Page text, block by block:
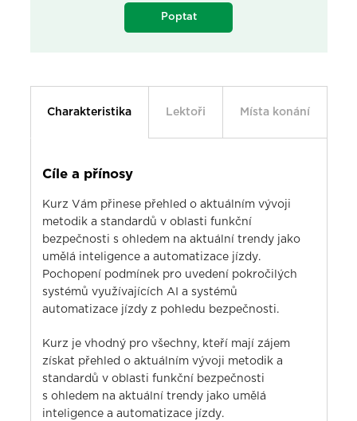
Poptat
Charakteristika Lektoři Místa konání
Cíle a přínosy
Kurz Vám přinese přehled o aktuálním vývoji
metodik a standardů v oblasti funkční
bezpečnosti s ohledem na aktuální trendy jako
umělá inteligence a automatizace jízdy.
Pochopení podmínek pro uvedení pokročilých
systémů využívajících AI a systémů
automatizace jízdy z pohledu bezpečnosti.
Kurz je vhodný pro všechny, kteří mají zájem
získat přehled o aktuálním vývoji metodik a
standardů v oblasti funkční bezpečnosti
s ohledem na aktuální trendy jako umělá
inteligence a automatizace jízdy.